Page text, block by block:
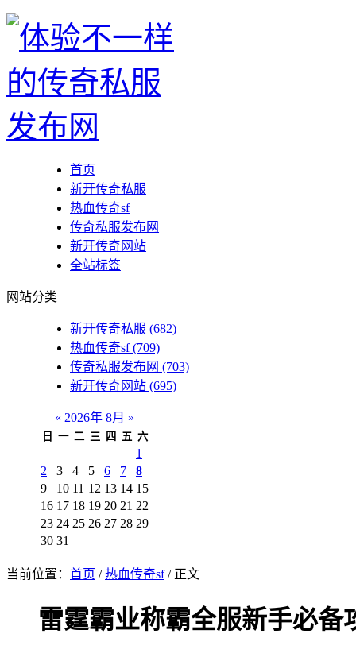
首页
新开传奇私服
热血传奇sf
传奇私服发布网
新开传奇网站
全站标签
网站分类
新开传奇私服 (682)
热血传奇sf(709)
传奇私服发布网 (703)
新开传奇网站 (695)
« 2026年 8月 »
日 一 二 三 四 五 六
1
2
3 4 5 6 7
8
9
10 11 12 13 14 15
16 17 18 19 20 21 22
23 24 25 26 27 28 29
30 31
当前位置： 首页 /热血传奇sf/ 正文
雷霆霸业称霸全服新手必备